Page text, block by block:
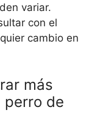
variar.
con el
cambio en
más
de